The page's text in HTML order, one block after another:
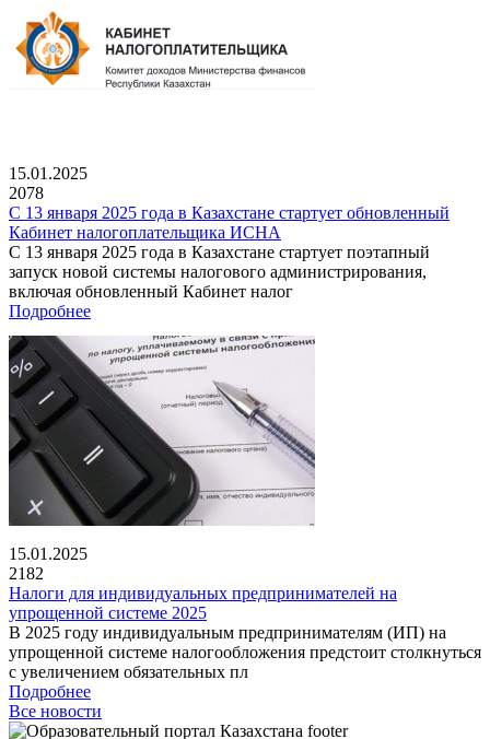
15.01.2025
2078
С 13 января 2025 года в Казахстане стартует обновленный
Кабинет налогоплательщика ИСНА
С 13 января 2025 года в Казахстане стартует поэтапный
запуск новой системы налогового администрирования,
включая обновленный Кабинет налог
Подробнее
15.01.2025
2182
Налоги для индивидуальных предпринимателей на
упрощенной системе 2025
В 2025 году индивидуальным предпринимателям (ИП) на
упрощенной системе налогообложения предстоит столкнуться
с увеличением обязательных пл
Подробнее
Все новости